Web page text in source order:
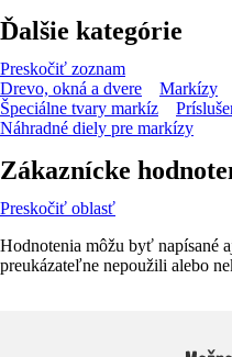
Ďalšie kategórie
Preskočiť zoznam
Drevo, okná a dvere
Markízy
Špeciálne tvary markíz
Náhradné diely pre markízy
Zákaznícke
Preskočiť oblasť
Hodnotenia môžu byť napísané
preukázateľne nepoužili alebo